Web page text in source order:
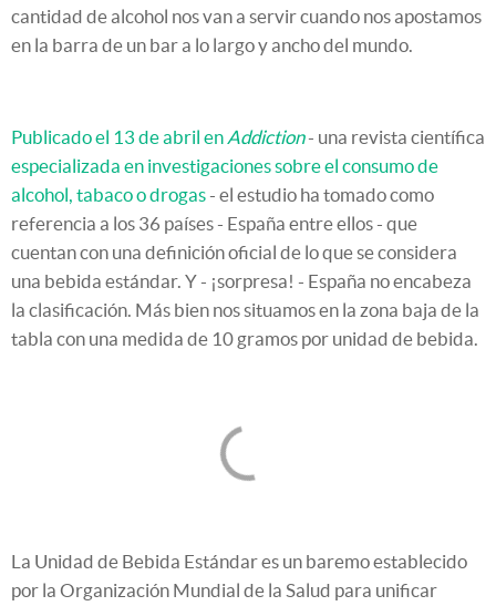
cantidad de alcohol nos van a servir cuando nos apostamos
en la barra de un bar a lo largo y ancho del mundo.
Publicado el 13 de abril en Addiction- una revista científica
especializada en investigaciones sobre el consumo de
alcohol, tabaco o drogas- el estudio ha tomado como
referencia a los 36 países - España entre ellos - que
cuentan con una definición oficial de lo que se considera
una bebida estándar. Y - ¡sorpresa! - España no encabeza
la clasificación. Más bien nos situamos en la zona baja de la
tabla con una medida de 10 gramos por unidad de bebida.
La Unidad de Bebida Estándar es un baremo establecido
por la Organización Mundial de la Salud para unificar